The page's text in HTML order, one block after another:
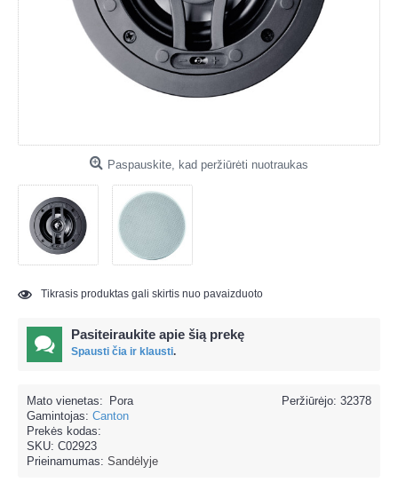
Paspauskite, kad peržiūrėti nuotraukas
Tikrasis produktas gali skirtis nuo pavaizduoto
Pasiteiraukite apie šią prekę
Spausti čia ir klausti.
Peržiūrėjo: 32378
Mato vienetas:
Pora
Gamintojas: Canton
Prekės kodas:
SKU: C02923
Prieinamumas: Sandėlyje